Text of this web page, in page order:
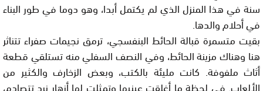
سنة في هذا المنزل الذي لم يكتمل أبدا، وهو دوما في طور البناء
في أحلام والدها.
بقيت متسمرة قبالة الحائط البنفسجي، ترمق نجيمات صفراء تتناثر
هنا وهناك مزينة الحائط، وفي النصف السفلي منه تستلقي قطعة
أثاث ملفوفة. كانت مليئة بالكتب، وبعض الزخارف والكثير من
الألعاب. في لحظة ما أغلقت عينيها وتمثلت لها أزهار نرد تتصادم،